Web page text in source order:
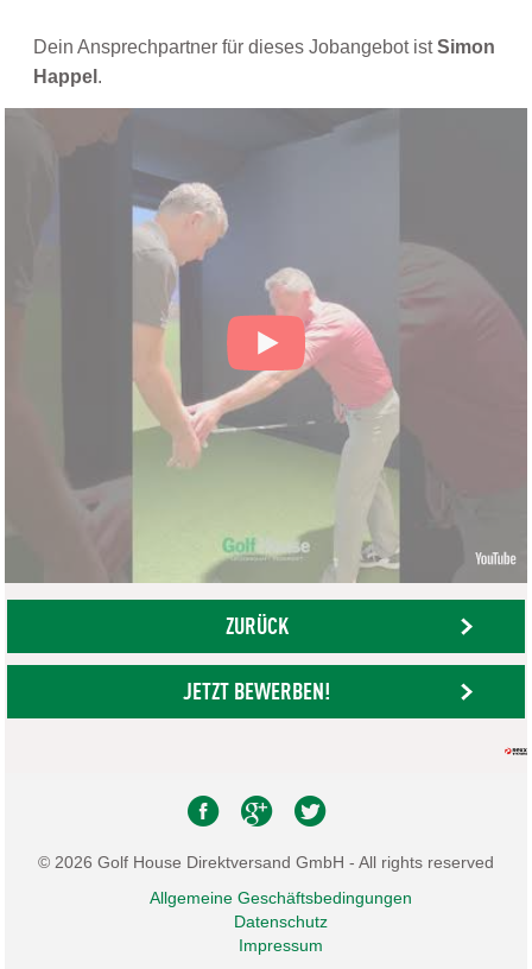
Dein Ansprechpartner für dieses Jobangebot istSimon
Happel .
ZURÜCK
JETZT BEWERBEN!
© 2026 Golf House Direktversand GmbH - All rights reserved
Allgemeine Geschäftsbedingungen
Datenschutz
Impressum